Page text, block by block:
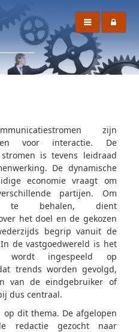
zijn
voor interactie. De
is tevens leidraad
De dynamische
economie vraagt om
partijen. Om
te behalen, dient
het doel en de gekozen
begrip vanuit de
de vastgoedwereld is het
ingespeeld op
trends worden gevolgd,
van de eindgebruiker of
dus centraal.
dit thema. De afgelopen
redactie gezocht naar